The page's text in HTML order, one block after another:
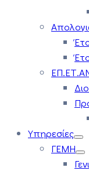
Υπηρεσίες
ΓΕΜΗ